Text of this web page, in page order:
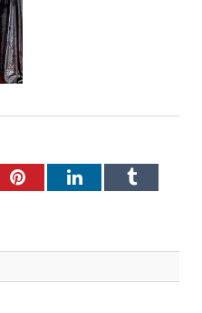
PinterestLinkedInTumblr